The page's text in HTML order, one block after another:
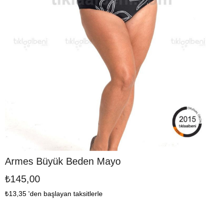
Armes Büyük Beden Mayo
₺145,00
₺13,35 'den başlayan taksitlerle